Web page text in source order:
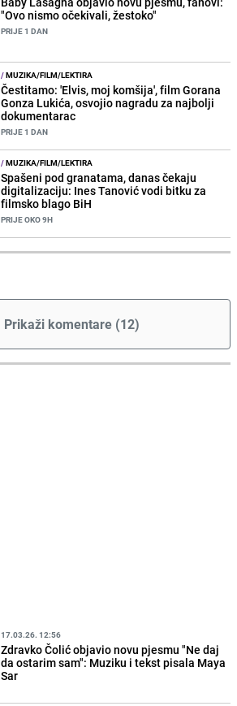
"Ovo nismo očekivali, žestoko"
PRIJE 1 DAN
/MUZIKA/FILM/LEKTIRA
Čestitamo: 'Elvis, moj komšija', film Gorana
Gonza Lukića, osvojio nagradu za najbolji
dokumentarac
PRIJE 1 DAN
/MUZIKA/FILM/LEKTIRA
Spašeni pod granatama, danas čekaju
digitalizaciju: Ines Tanović vodi bitku za
filmsko blago BiH
PRIJE OKO 9H
Prikaži komentare (12)
17.03.26. 12:56
Zdravko Čolić objavio novu pjesmu "Ne daj
da ostarim sam": Muziku i tekst pisala Maya
Sar